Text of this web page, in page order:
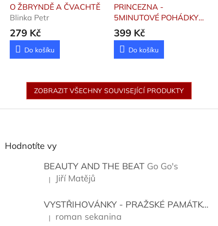
O ŽBRYNDĚ A ČVACHTĚ
Blinka Petr
279 Kč
Do košíku
PRINCEZNA -
5MINUTOVÉ POHÁDKY
Kolektiv
399 Kč
Do košíku
ZOBRAZIT VŠECHNY SOUVISEJÍCÍ PRODUKTY
Hodnotíte vy
BEAUTY AND THE BEAT Go Go's
Hodnocení produktu je 5 z 5 hvězdiček.
| Jiří Matějů
VYSTŘIHOVÁNKY - PRAŽSKÉ PAMÁTKY
Hodnocení produktu je 5 z 5 hvězdiček.
| roman sekanina